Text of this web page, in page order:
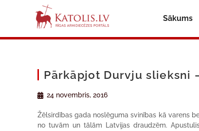
Sākums
Pārkāpjot Durvju slieksni
24 novembris, 2016
Žēlsirdības gada noslēguma svinības kā varens
no tuvām un tālām Latvijas draudzēm.